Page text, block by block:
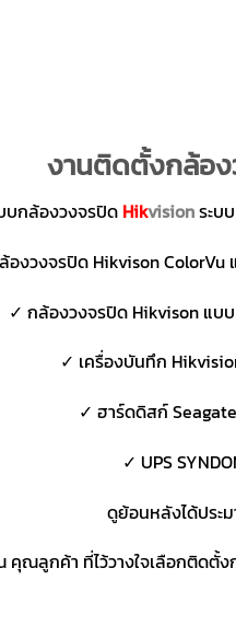
งานติดตั้งกล้อ
บกล้องวงจรปิด Hikvisionระบ
องวงจรปิด Hikvison ColorVu
✓ กล้องวงจรปิด Hikvison แบ
✓ เครื่องบันทึก
✓ ฮาร์ดดิสก์
✓ UPS
ดูย้อนหลังได้ประ
ณลูกค้า ที่ไว้วางใจเลือกติดตั้